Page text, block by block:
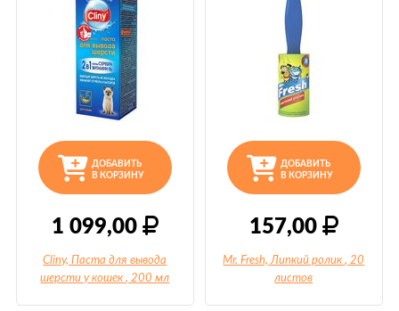
ДОБАВИТЬ
В КОРЗИНУ
1 099,00
Cliny, Паста для вывода
шерсти у кошек , 200 мл
ДОБАВИТЬ
В КОРЗИНУ
157,00
Mr. Fresh, Липкий ролик , 20
листов